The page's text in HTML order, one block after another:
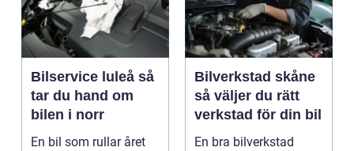
Bilservice luleå så
tar du hand om
bilen i norr
En bil som rullar året
Bilverkstad skåne
så väljer du rätt
verkstad för din bil
En bra bilverkstad